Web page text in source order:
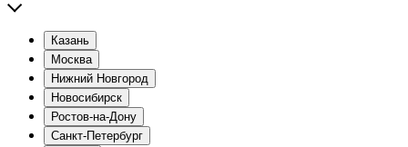
Казань
Москва
Нижний Новгород
Новосибирск
Ростов-на-Дону
Санкт-Петербург